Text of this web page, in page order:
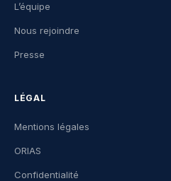
L’équipe
Nous rejoindre
Presse
LÉGAL
Mentions légales
ORIAS
Confidentialité